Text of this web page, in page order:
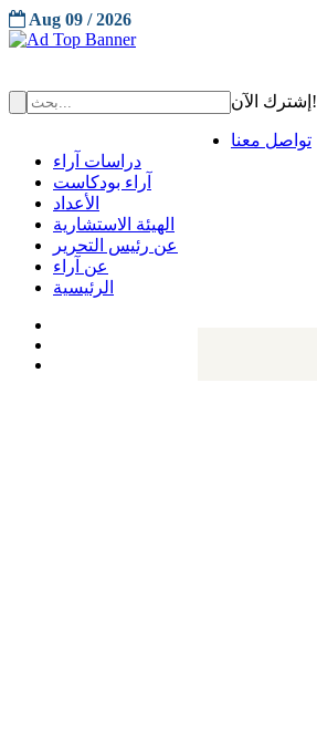
Aug 09 / 2026
إشترك الآن!
تواصل معنا
دراسات آراء
آراء بودكاست
الأعداد
الهيئة الاستشارية
عن رئيس التحرير
عن آراء
الرئيسية